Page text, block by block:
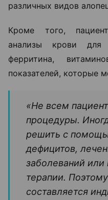
различных видов
Кроме того,
анализы крови для
ферритина,
показателей, которые
«Не всем
процедуры.
решить с
дефицитов,
заболеваний
терапии.
составляется